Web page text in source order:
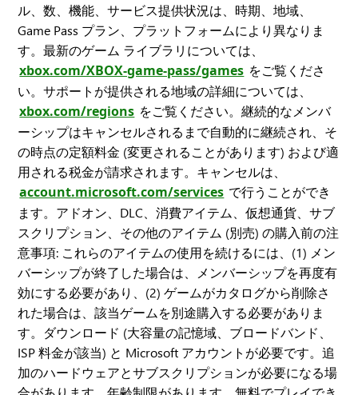
ル、数、機能、サービス提供状況は、時期、地域、
Game Pass プラン、プラットフォームにより異なりま
す。最新のゲーム ライブラリについては、
xbox.com/XBOX-game-pass/games をご覧くださ
い。サポートが提供される地域の詳細については、
xbox.com/regions をご覧ください。継続的なメンバ
ーシップはキャンセルされるまで自動的に継続され、そ
の時点の定額料金 (変更されることがあります) および適
用される税金が請求されます。キャンセルは、
account.microsoft.com/services で行うことができ
ます。アドオン、DLC、消費アイテム、仮想通貨、サブ
スクリプション、その他のアイテム (別売) の購入前の注
意事項: これらのアイテムの使用を続けるには、(1) メン
バーシップが終了した場合は、メンバーシップを再度有
効にする必要があり、(2) ゲームがカタログから削除さ
れた場合は、該当ゲームを別途購入する必要がありま
す。ダウンロード (大容量の記憶域、ブロードバンド、
ISP 料金が該当) と Microsoft アカウントが必要です。追
加のハードウェアとサブスクリプションが必要になる場